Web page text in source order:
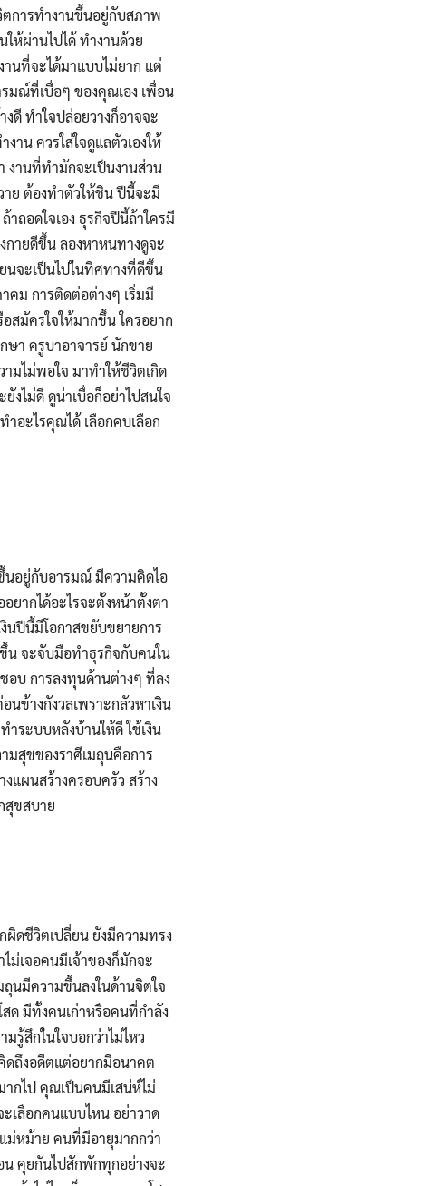
การทำงานขึ้นอยู่กับสภาพ
ห้ผ่านไปได้ ทำงานด้วย
นที่จะได้มาแบบไม่ยาก แต่
มณ์ที่เบื่อๆ ของคุณเอง เพื่อน
ดี ทำใจปล่อยวางก็อาจจะ
าน ควรใส่ใจดูแลตัวเองให้
งานที่ทำมักจะเป็นงานส่วน
าย ต้องทำตัวให้ชิน ปีนี้จะมี
ถอดใจเอง ธุรกิจปีนี้ถ้าใครมี
กายดีขึ้น ลองหาหนทางดูจะ
นจะเป็นไปในทิศทางที่ดีขึ้น
คม การติดต่อต่างๆ เริ่มมี
สมัครใจให้มากขึ้น ใครอยาก
ษา ครูบาอาจารย์ นักขาย
มไม่พอใจ มาทำให้ชีวิตเกิด
งไม่ดี ดูน่าเบื่อก็อย่าไปสนใจ
อะไรคุณได้ เลือกคบเลือก
นอยู่กับอารมณ์ มีความคิดไอ
ยากได้อะไรจะตั้งหน้าตั้งตา
นปีนี้มีโอกาสขยับขยายการ
น จะจับมือทำธุรกิจกับคนใน
อบ การลงทุนด้านต่างๆ ที่ลง
นข้างกังวลเพราะกลัวหาเงิน
ำระบบหลังบ้านให้ดี ใช้เงิน
มสุขของราศีเมถุนคือการ
แผนสร้างครอบครัว สร้าง
สุขสบาย
ผิดชีวิตเปลี่ยน ยังมีความทรง
ม่เจอคนมีเจ้าของก็มักจะ
นมีความขึ้นลงในด้านจิตใจ
ด มีทั้งคนเก่าหรือคนที่กำลัง
รู้สึกในใจบอกว่าไม่ไหว
ดถึงอดีตแต่อยากมีอนาคต
กไป คุณเป็นคนมีเสน่ห์ไม่
เลือกคนแบบไหน อย่าวาด
ม่หม้าย คนที่มีอายุมากกว่า
คุยกันไปสักพักทุกอย่างจะ